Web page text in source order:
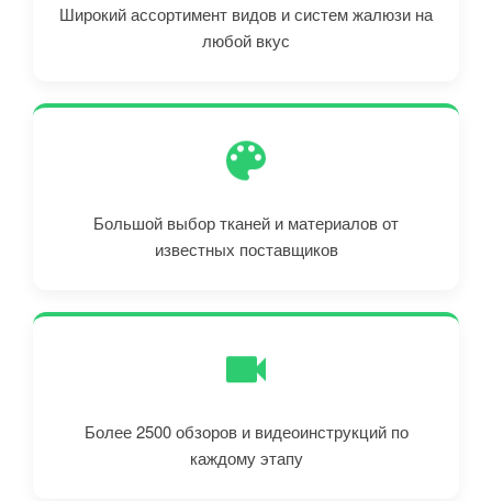
Широкий ассортимент видов и систем жалюзи на
любой вкус
Большой выбор тканей и материалов от
известных поставщиков
Более 2500 обзоров и видеоинструкций по
каждому этапу